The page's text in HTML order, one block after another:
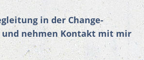
in der Change-
und nehmen Kontakt mit mir